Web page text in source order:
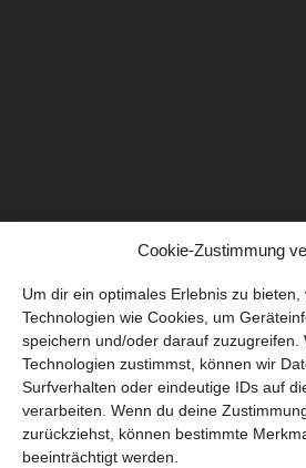
Cookie-Zustimmung
Um dir ein optimales Erlebnis zu
Technologien wie Cookies, um
speichern und/oder darauf zuzugreifen.
Technologien zustimmst, können wir
Surfverhalten oder eindeutige IDs auf
verarbeiten. Wenn du deine
zurückziehst, können bestimmte
beeinträchtigt werden.